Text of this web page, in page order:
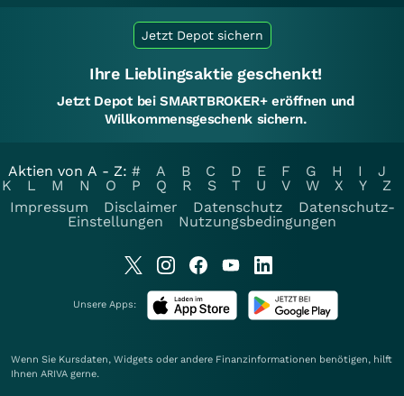
Jetzt Depot sichern
Ihre Lieblingsaktie geschenkt!
Jetzt Depot bei SMARTBROKER+ eröffnen und
Willkommensgeschenk sichern.
Aktien von A - Z: # A B C D E F G H I
J
K
L M N O P Q R S T U V W X Y
Z
Impressum
Disclaimer Datenschutz
Datenschutz-
Einstellungen
Nutzungsbedingungen
Unsere Apps:
Wenn Sie Kursdaten, Widgets oder andere Finanzinformationen benötigen, hilft
Ihnen ARIVA gerne.